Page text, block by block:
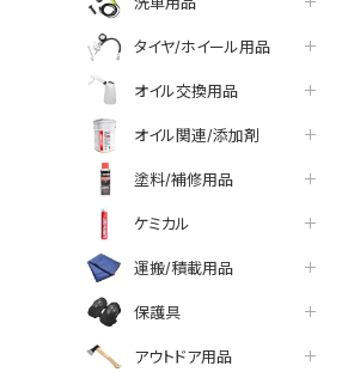
タイヤ/ホイール用品
オイル交換用品
オイル関連/添加剤
塗料/補修用品
ケミカル
運搬/積載用品
保護具
アウトドア用品